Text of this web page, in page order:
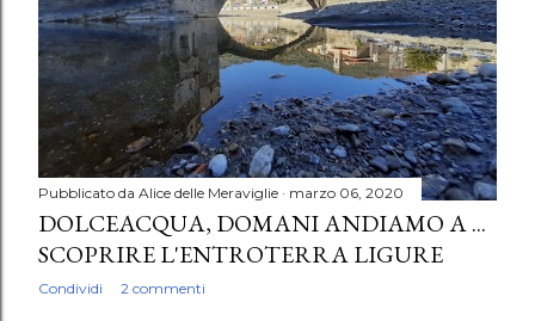
Pubblicato da Alice delle Meraviglie marzo 06, 2020
DOLCEACQUA, DOMANI ANDIAMO A ...
SCOPRIRE L'ENTROTERRA LIGURE
Condividi 2 commenti